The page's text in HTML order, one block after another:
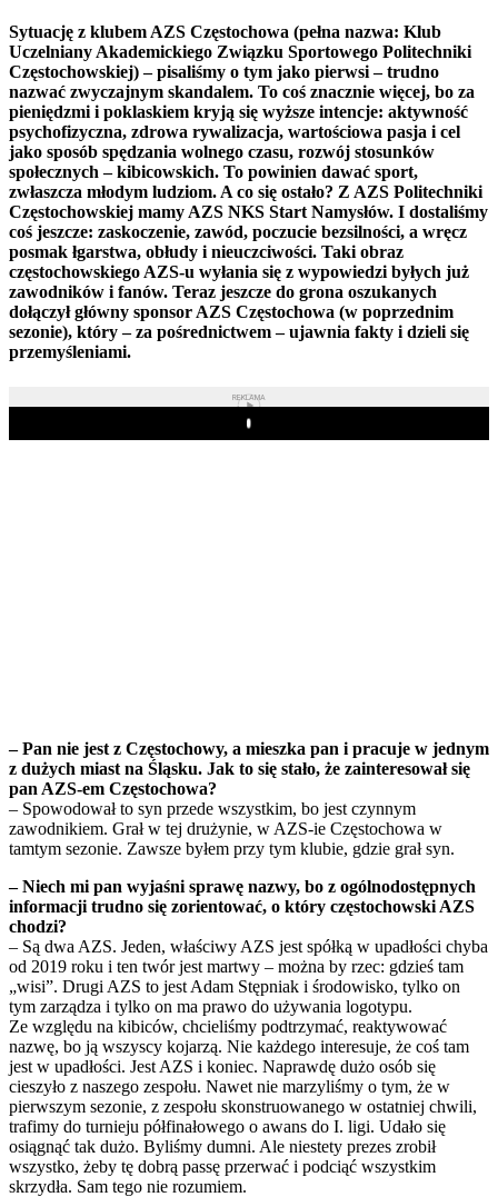
Sytuację z klubem AZS Częstochowa (pełna nazwa: Klub
Uczelniany Akademickiego Związku Sportowego Politechniki
Częstochowskiej) – pisaliśmy o tym jako pierwsi – trudno
nazwać zwyczajnym skandalem. To coś znacznie więcej, bo za
pieniędzmi i poklaskiem kryją się wyższe intencje: aktywność
psychofizyczna, zdrowa rywalizacja, wartościowa pasja i cel
jako sposób spędzania wolnego czasu, rozwój stosunków
społecznych – kibicowskich. To powinien dawać sport,
zwłaszcza młodym ludziom. A co się ostało? Z AZS Politechniki
Częstochowskiej mamy AZS NKS Start Namysłów. I dostaliśmy
coś jeszcze: zaskoczenie, zawód, poczucie bezsilności, a wręcz
posmak łgarstwa, obłudy i nieuczciwości. Taki obraz
częstochowskiego AZS-u wyłania się z wypowiedzi byłych już
zawodników i fanów. Teraz jeszcze do grona oszukanych
dołączył główny sponsor AZS Częstochowa (w poprzednim
sezonie), który – za pośrednictwem – ujawnia fakty i dzieli się
przemyśleniami.
REKLAMA
Play
– Pan nie jest z Częstochowy, a mieszka pan i pracuje w jednym
z dużych miast na Śląsku. Jak to się stało, że zainteresował się
pan AZS-em Częstochowa?
– Spowodował to syn przede wszystkim, bo jest czynnym
zawodnikiem. Grał w tej drużynie, w AZS-ie Częstochowa w
tamtym sezonie. Zawsze byłem przy tym klubie, gdzie grał syn.
– Niech mi pan wyjaśni sprawę nazwy, bo z ogólnodostępnych
informacji trudno się zorientować, o który częstochowski AZS
chodzi?
– Są dwa AZS. Jeden, właściwy AZS jest spółką w upadłości chyba
od 2019 roku i ten twór jest martwy – można by rzec: gdzieś tam
„wisi”. Drugi AZS to jest Adam Stępniak i środowisko, tylko on
tym zarządza i tylko on ma prawo do używania logotypu.
Ze względu na kibiców, chcieliśmy podtrzymać, reaktywować
nazwę, bo ją wszyscy kojarzą. Nie każdego interesuje, że coś tam
jest w upadłości. Jest AZS i koniec. Naprawdę dużo osób się
cieszyło z naszego zespołu. Nawet nie marzyliśmy o tym, że w
pierwszym sezonie, z zespołu skonstruowanego w ostatniej chwili,
trafimy do turnieju półfinałowego o awans do I. ligi. Udało się
osiągnąć tak dużo. Byliśmy dumni. Ale niestety prezes zrobił
wszystko, żeby tę dobrą passę przerwać i podciąć wszystkim
skrzydła. Sam tego nie rozumiem.